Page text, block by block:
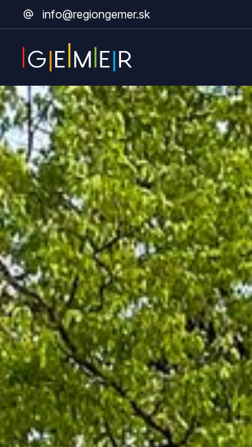
info@regiongemer.sk